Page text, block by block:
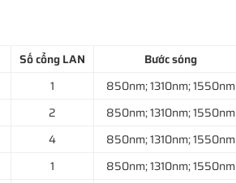
Số cổng LAN Bước sóng
1 850nm; 1310nm; 1550nm
2 850nm; 1310nm; 1550nm
4 850nm; 1310nm; 1550nm
1 850nm; 1310nm; 1550nm